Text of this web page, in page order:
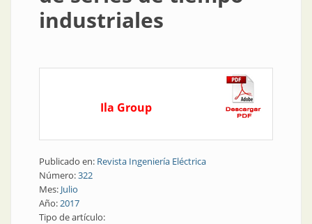
industriales
Ila Group
Publicado en: Revista Ingeniería Eléctrica
Número:322
Mes: Julio
Año:2017
Tipo de artículo: